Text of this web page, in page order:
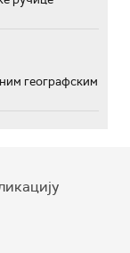
географским